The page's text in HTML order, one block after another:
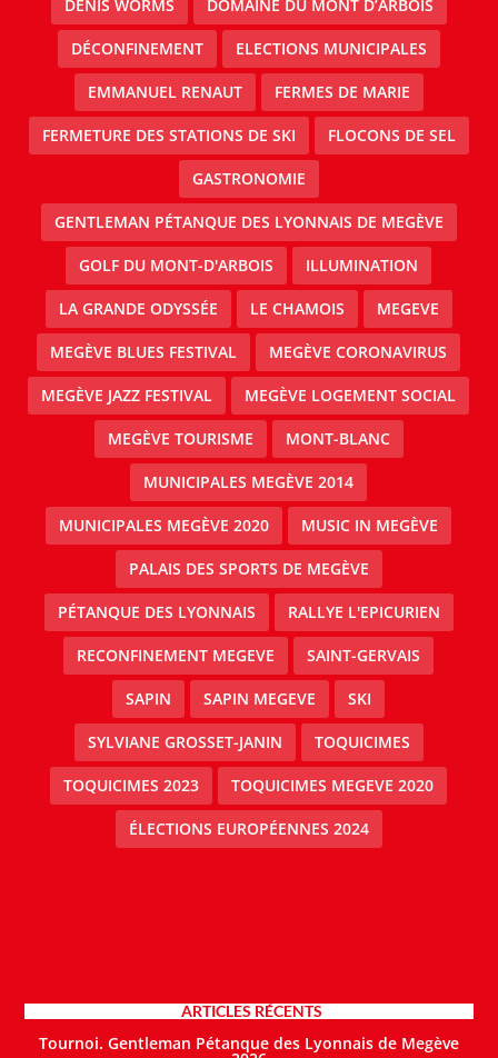
DENIS WORMS DOMAINE DU MONT D’ARBOIS
DÉCONFINEMENT ELECTIONS MUNICIPALES
EMMANUEL RENAUT FERMES DE MARIE
FERMETURE DES STATIONS DE SKI FLOCONS DE SEL
GASTRONOMIE
GENTLEMAN PÉTANQUE DES LYONNAIS DE MEGÈVE
GOLF DU MONT-D'ARBOIS ILLUMINATION
LA GRANDE ODYSSÉE LE CHAMOIS MEGEVE
MEGÈVE BLUES FESTIVAL MEGÈVE CORONAVIRUS
MEGÈVE JAZZ FESTIVAL MEGÈVE LOGEMENT SOCIAL
MEGÈVE TOURISME MONT-BLANC
MUNICIPALES MEGÈVE 2014
MUNICIPALES MEGÈVE 2020 MUSIC IN MEGÈVE
PALAIS DES SPORTS DE MEGÈVE
PÉTANQUE DES LYONNAIS RALLYE L'EPICURIEN
RECONFINEMENT MEGEVE SAINT-GERVAIS
SAPIN SAPIN MEGEVE SKI
SYLVIANE GROSSET-JANIN TOQUICIMES
TOQUICIMES 2023 TOQUICIMES MEGEVE 2020
ÉLECTIONS EUROPÉENNES 2024
ARTICLES RÉCENTS
Tournoi. Gentleman Pétanque des Lyonnais de Megève